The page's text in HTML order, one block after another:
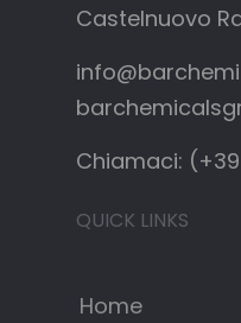
Castelnuovo
Chiamaci:
QUICK LINKS
Home